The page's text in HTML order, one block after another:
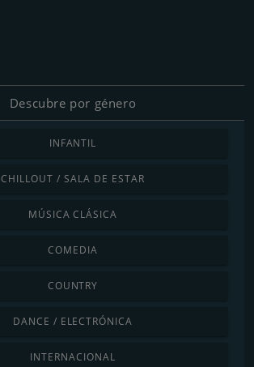
Descubre por género
INFANTIL
CHILLOUT / SALA DE ESTAR
MÚSICA CLÁSICA
COMEDIA
COUNTRY
DANCE / ELECTRÓNICA
INTERNACIONAL